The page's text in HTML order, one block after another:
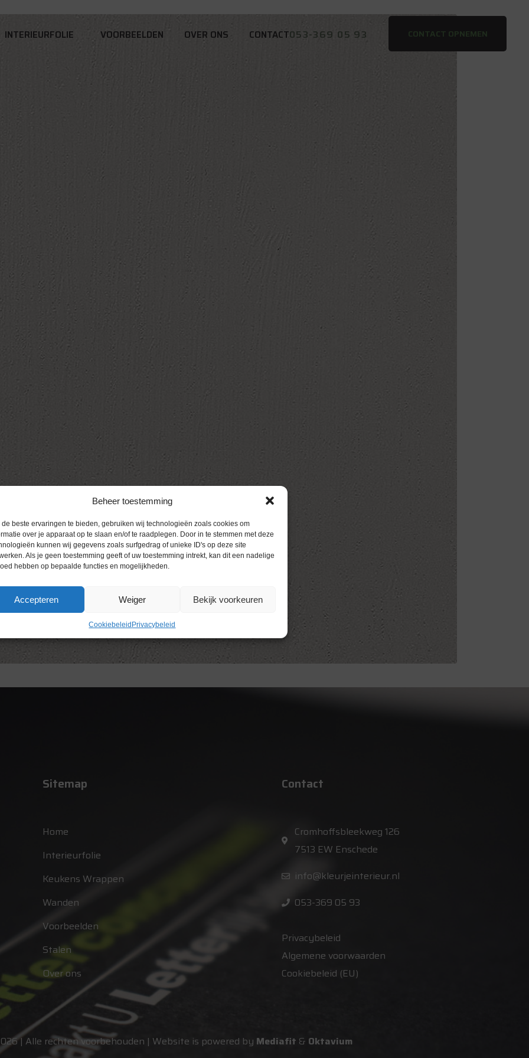
Beheer toestemming
de beste ervaringen te bieden, gebruiken wij technologieën zoals cookies om
over je apparaat op te slaan en/of te raadplegen. Door in te stemmen met deze
kunnen wij gegevens zoals surfgedrag of unieke ID's op deze site
Als je geen toestemming geeft of uw toestemming intrekt, kan dit een nadelige
hebben op bepaalde functies en mogelijkheden.
Accepteren Weiger Bekijk voorkeuren
Cookiebeleid Privacybeleid
INTERIEURFOLIE VOORBEELDEN OVER ONS CONTACT053-369 05 93 CONTACT OPNEMEN
Sitemap
Home
Interieurfolie
Keukens Wrappen
Wanden
Voorbeelden
Stalen
Over ons
Contact
Cromhoffsbleekweg 126
7513 EW Enschede
info@kleurjeinterieur.nl
053-369 05 93
Privacybeleid
Algemene voorwaarden
Cookiebeleid (EU)
| Alle rechten voorbehouden | Website is powered by Mediafit & Oktavium